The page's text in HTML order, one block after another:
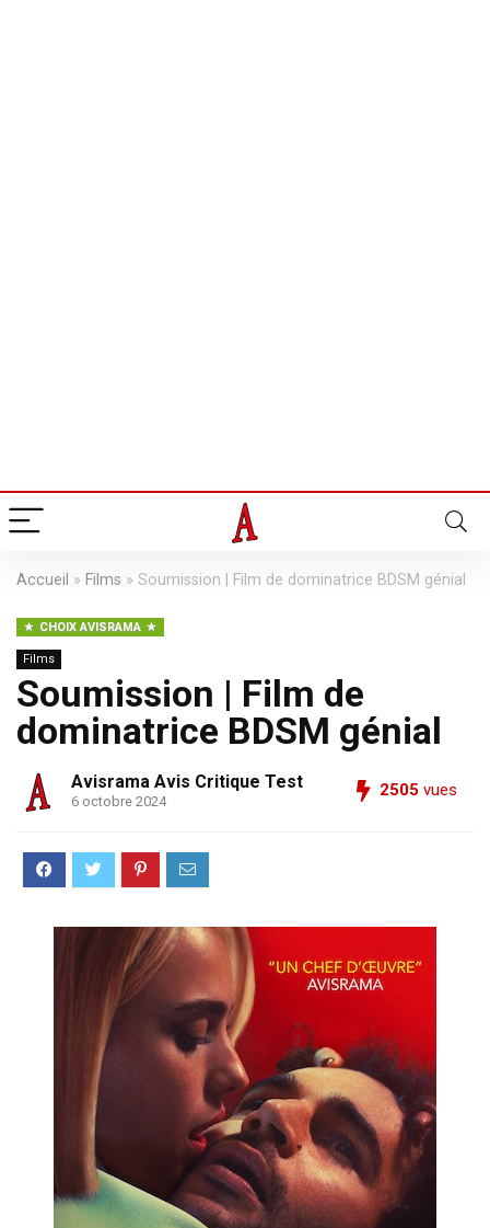
Accueil » Films » Soumission | Film de dominatrice BDSM génial
CHOIX AVISRAMA
Films
Soumission | Film de
dominatrice BDSM génial
Avisrama Avis Critique Test
6 octobre 2024
2505 vues